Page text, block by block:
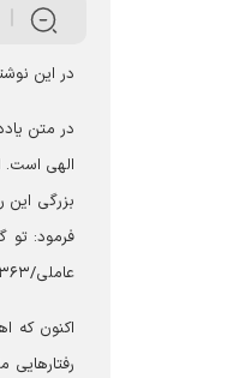
در این
در متن
الهی است.
بزرگی
فرمود: تو
عاملی/۳۶۳)
اکنون که